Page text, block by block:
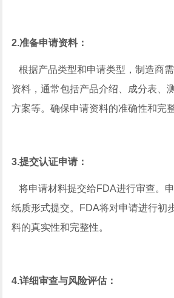
2.‌准备申请资料‌：
根据产品类型和申请类型，制造商
资料，通常包括产品介绍、成分表、
方案等。确保申请资料的准确性和完
‌3.提交认证申请‌：
将申请材料提交给FDA进行审查。
纸质形式提交。FDA将对申请进行初
料的真实性和完整性‌。
‌4.详细审查与风险评估‌：